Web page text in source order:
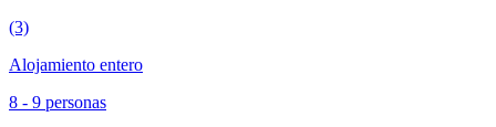
(3)
Alojamiento entero
8 - 9 personas